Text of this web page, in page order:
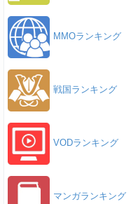
MMOランキング
戦国ランキング
VODランキング
マンガランキング